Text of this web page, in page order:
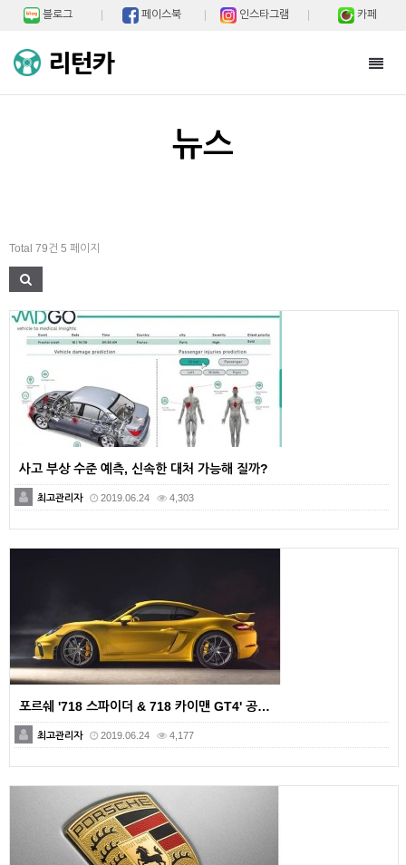
블로그 페이스북 인스타그램 카페
뉴스
Total 79건 5 페이지
사고 부상 수준 예측, 신속한 대처 가능해 질까?
최고관리자 2019.06.24 4,303
포르쉐 '718 스파이더 & 718 카이맨 GT4' 공…
최고관리자 2019.06.24 4,177